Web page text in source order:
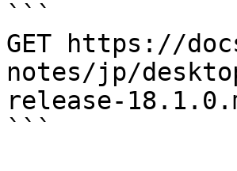
```
GET https://
notes/jp/
release-
```